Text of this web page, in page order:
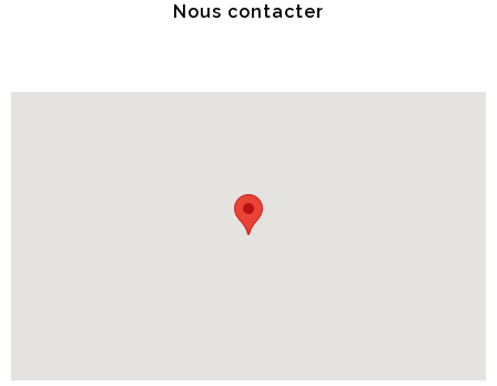
Nous contacter